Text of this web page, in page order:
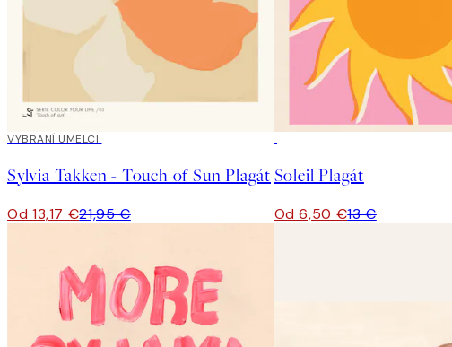
40%*
VYBRANÍ UMELCI
Sylvia Takken - Touch of Sun Plagát
Od 13,17 €21,95 €
Soleil Plagát
Od 6,50 €13 €